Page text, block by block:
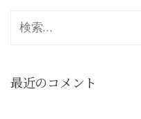
最近のコメント